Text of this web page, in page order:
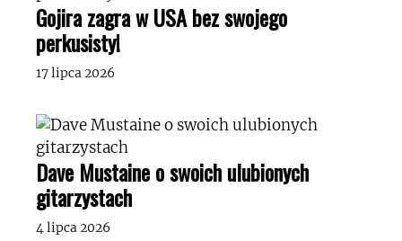
Gojira zagra w USA bez swojego
perkusisty!
17 lipca 2026
Dave Mustaine o swoich ulubionych
gitarzystach
4 lipca 2026